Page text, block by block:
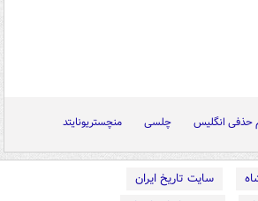
حذفی انگلیس چلسی منچستریونایتد
سایت تاریخ ایران